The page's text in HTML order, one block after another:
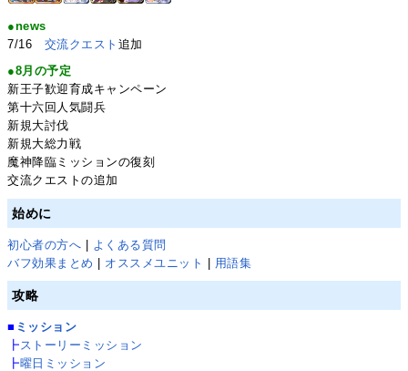
●news
7/16 交流クエスト 追加
●8月の予定
新王子歓迎育成キャンペーン
第十六回人気闘兵
新規大討伐
新規大総力戦
魔神降臨ミッションの復刻
交流クエストの追加
始めに
初心者の方へ | よくある質問
バフ効果まとめ | オススメユニット | 用語集
攻略
■ ミッション
┣ ストーリーミッション
┣曜日ミッション